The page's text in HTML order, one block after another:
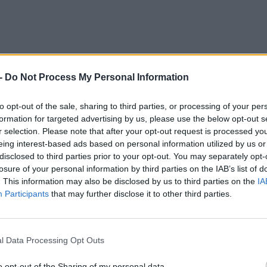
Do Not Process My Personal Information
opt-out of the sale, sharing to third parties, or processing of your
for targeted advertising by us, please use the below opt-out
selection. Please note that after your opt-out request is processed
interest-based ads based on personal information utilized by us
to third parties prior to your opt-out. You may separately
of your personal information by third parties on the IAB’s list of
This information may also be disclosed by us to third parties on the
Participants that may further disclose it to other third parties.
Data Processing Opt Outs
felmerül a kérdés, hogy vajon Francis Ford
aHollywood Reporter pedigmegkerestea
valószínű”. Bár Coppola neve örökre
nagyszabású filmje, a rendkívül nagyot
hogy a Paramount egy ekkora
éves rendező egyébként továbbra is aktív:
filmje, aGlimpses of the Moon,amit
A